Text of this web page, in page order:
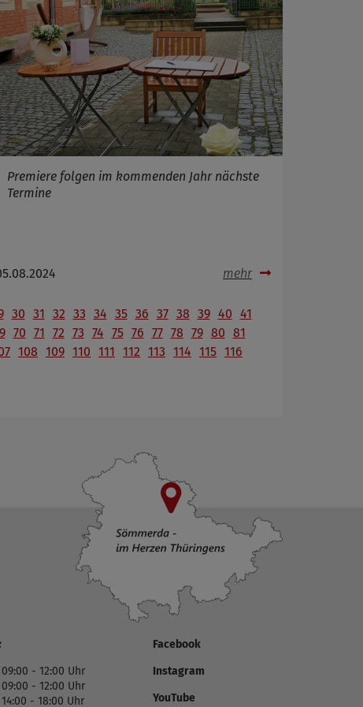
Premiere folgen im kommenden Jahr nächste
Termine
mehr
30 31 32 33 34 35 36 37 38 39 40 41
70 71 72 73 74 75 76 77 78 79 80 81
108 109 110 111 112 113 114 115 116
09:00 - 12:00 Uhr
09:00 - 12:00 Uhr
14:00 - 18:00 Uhr
Facebook
Instagram
YouTube